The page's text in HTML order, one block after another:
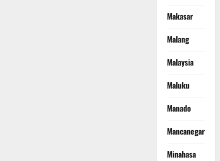
Makasar
Malang
Malaysia
Maluku
Manado
Mancanegara
Minahasa